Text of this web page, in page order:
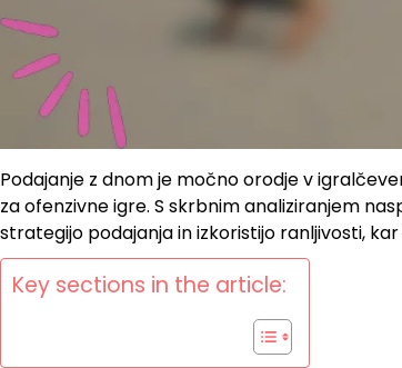
Podajanje z dnom je močno orodje v
za ofenzivne igre. S skrbnim analiziranjem
strategijo podajanja in izkoristijo ranljivosti,
Key sections in the article: